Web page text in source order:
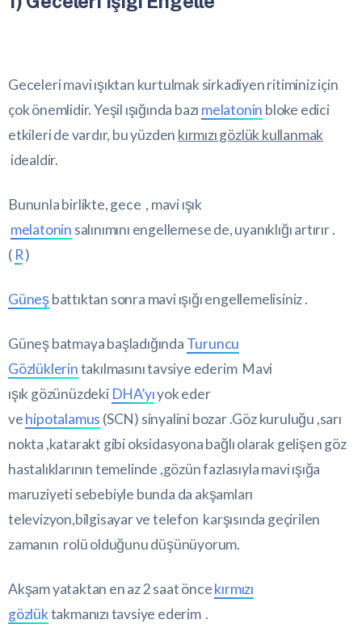
Geceleri mavi ışıktan kurtulmak sirkadiyen ritiminiz için
çok önemlidir. Yeşil ışığında bazı melatonin bloke edici
etkileri de vardır, bu yüzden kırmızı gözlük kullanmak
idealdir.
Bununla birlikte, gece , mavi ışık
melatonin salınımını engellemese de, uyanıklığı artırır .
( R)
Güneşbattıktan sonra mavi ışığı engellemelisiniz .
Güneş batmaya başladığında Turuncu
Gözlüklerintakılmasını tavsiye ederim Mavi
ışık gözünüzdeki DHA’yıyok eder
vehipotalamus (SCN) sinyalini bozar .Göz kuruluğu ,sarı
nokta ,katarakt gibi oksidasyona bağlı olarak gelişen göz
hastalıklarının temelinde ,gözün fazlasıyla mavi ışığa
maruziyeti sebebiyle bunda da akşamları
televizyon,bilgisayar ve telefon karşısında geçirilen
zamanın rolü olduğunu düşünüyorum.
Akşam yataktan en az 2 saat öncekırmızı
gözlüktakmanızı tavsiye ederim .